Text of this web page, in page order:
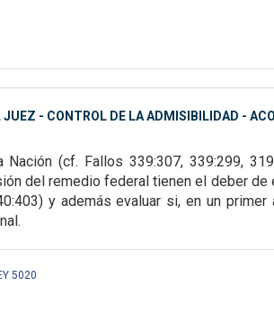
JUEZ - CONTROL DE LA ADMISIBILIDAD -
Nación (cf. Fallos 339:307,339:299,
del remedio federal tienen el deber
y además evaluar si, en un
5020